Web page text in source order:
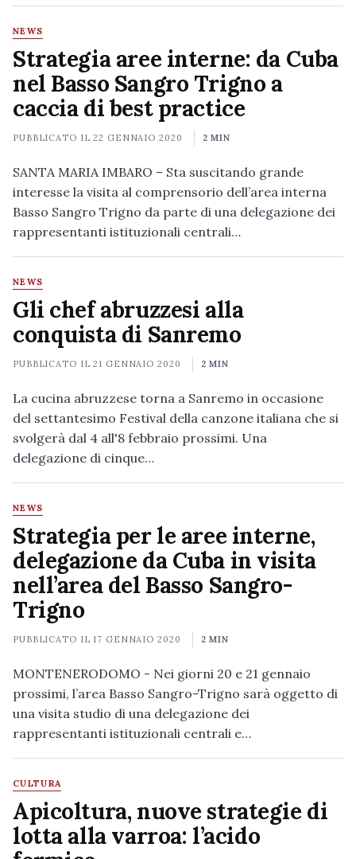
NEWS
Strategia aree interne: da Cuba
nel Basso Sangro Trigno a
caccia di best practice
PUBBLICATO IL22 GENNAIO 2020 2 MIN
SANTA MARIA IMBARO – Sta suscitando grande
interesse la visita al comprensorio dell’area interna
Basso Sangro Trigno da parte di una delegazione dei
rappresentanti istituzionali centrali…
NEWS
Gli chef abruzzesi alla
conquista di Sanremo
PUBBLICATO IL21 GENNAIO 2020 2 MIN
La cucina abruzzese torna a Sanremo in occasione
del settantesimo Festival della canzone italiana che si
svolgerà dal 4 all'8 febbraio prossimi. Una
delegazione di cinque…
NEWS
Strategia per le aree interne,
delegazione da Cuba in visita
nell’area del Basso Sangro-
Trigno
PUBBLICATO IL17 GENNAIO 2020 2 MIN
MONTENERODOMO - Nei giorni 20 e 21 gennaio
prossimi, l’area Basso Sangro-Trigno sarà oggetto di
una visita studio di una delegazione dei
rappresentanti istituzionali centrali e…
CULTURA
Apicoltura, nuove strategie di
lotta alla varroa: l’acido